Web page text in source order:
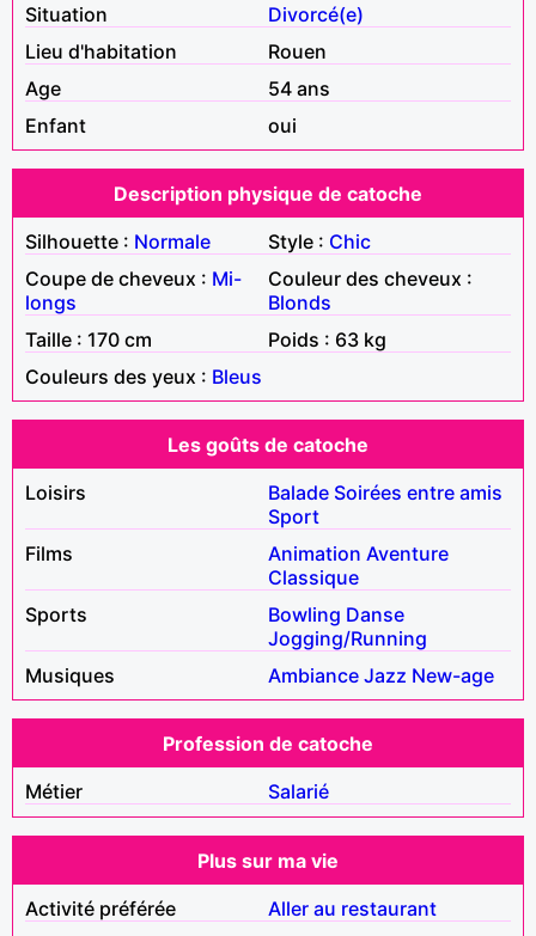
Situation
Divorcé(e)
Lieu d'habitation
Rouen
Age
54 ans
Enfant
oui
Description physique de catoche
Silhouette : Normale Style : Chic
Coupe de cheveux : Mi-
longs
Couleur des cheveux :
Blonds
Taille : 170 cm
Poids : 63 kg
Couleurs des yeux : Bleus
Les goûts de catoche
Loisirs
Balade Soirées entre amis
Sport
Films
Animation Aventure
Classique
Sports
Bowling Danse
Jogging/Running
Musiques
Ambiance Jazz New-age
Profession de catoche
Métier
Salarié
Plus sur ma vie
Activité préférée
Aller au restaurant